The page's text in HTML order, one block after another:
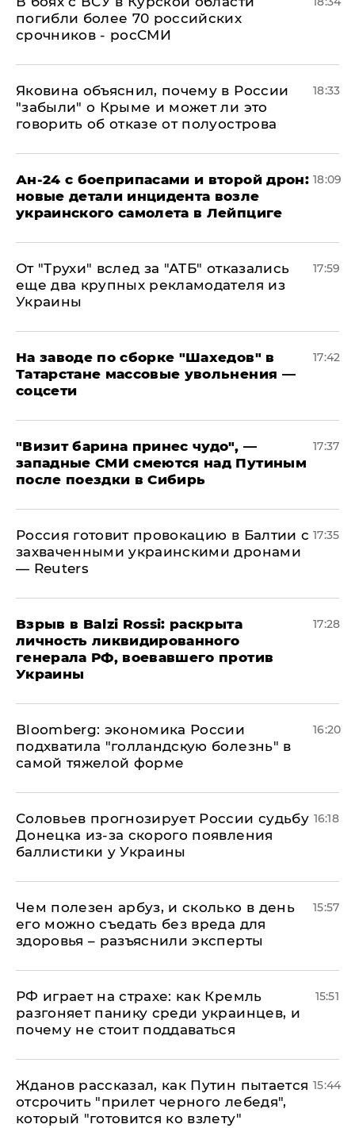
погибли более 70 российских
срочников - росСМИ
Яковина объяснил, почему в России
"забыли" о Крыме и может ли это
говорить об отказе от полуострова
18:33
Ан-24 с боеприпасами и второй дрон:
новые детали инцидента возле
украинского самолета в Лейпциге
18:09
От "Трухи" вслед за "АТБ" отказались
еще два крупных рекламодателя из
Украины
17:59
На заводе по сборке "Шахедов" в
Татарстане массовые увольнения —
соцсети
17:42
"Визит барина принес чудо", —
западные СМИ смеются над Путиным
после поездки в Сибирь
17:37
​Россия готовит провокацию в Балтии с
захваченными украинскими дронами
— Reuters
17:35
​Взрыв в Balzi Rossi: раскрыта
личность ликвидированного
генерала РФ, воевавшего против
Украины
17:28
Bloomberg: экономика России
подхватила "голландскую болезнь" в
самой тяжелой форме
16:20
Соловьев прогнозирует России судьбу
Донецка из-за скорого появления
баллистики у Украины
16:18
Чем полезен арбуз, и сколько в день
его можно съедать без вреда для
здоровья – разъяснили эксперты
15:57
РФ играет на страхе: как Кремль
разгоняет панику среди украинцев, и
почему не стоит поддаваться
15:51
Жданов рассказал, как Путин пытается
отсрочить "прилет черного лебедя",
который "готовится ко взлету"
15:44